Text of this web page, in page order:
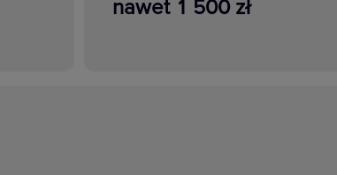
nawet 1 500 zł